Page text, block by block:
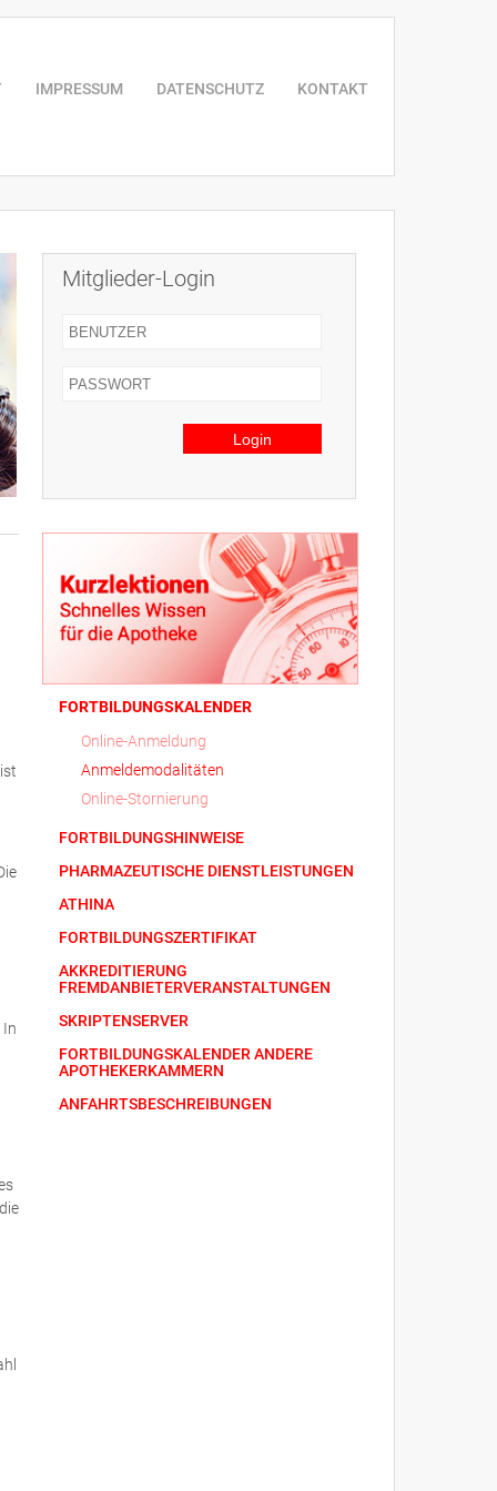
IMPRESSUM DATENSCHUTZ KONTAKT
In
Mitglieder-Login
FORTBILDUNGSKALENDER
Online-Anmeldung
Anmeldemodalitäten
Online-Stornierung
FORTBILDUNGSHINWEISE
PHARMAZEUTISCHE DIENSTLEISTUNGEN
ATHINA
FORTBILDUNGSZERTIFIKAT
AKKREDITIERUNG
FREMDANBIETERVERANSTALTUNGEN
SKRIPTENSERVER
FORTBILDUNGSKALENDER ANDERE
APOTHEKERKAMMERN
ANFAHRTSBESCHREIBUNGEN